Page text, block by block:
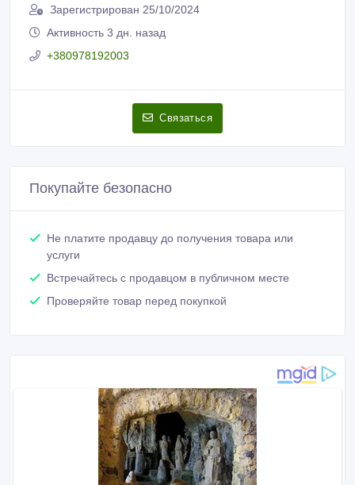
Зарегистрирован 25/10/2024
Активность 3 дн. назад
+380978192003
Связаться
Покупайте безопасно
Не платите продавцу до получения товара или
услуги
Встречайтесь с продавцом в публичном месте
Проверяйте товар перед покупкой